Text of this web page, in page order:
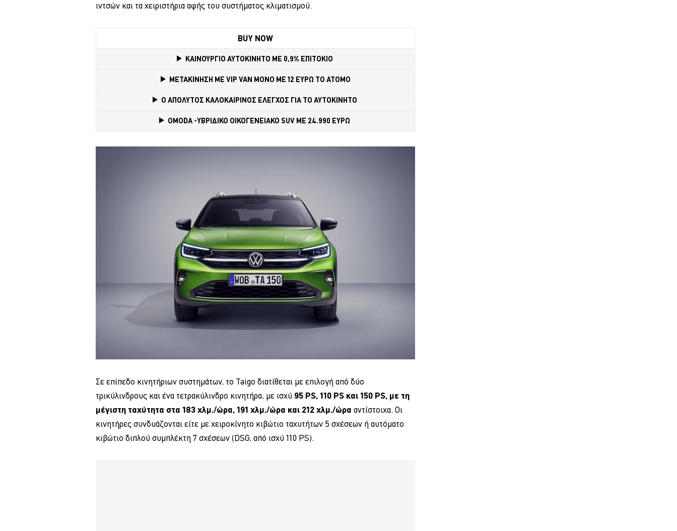
ιντσών και τα χειριστήρια αφής του συστήματος κλιματισμού.
BUY NOW
ΚΑΙΝΟΥΡΓΙΟ ΑΥΤΟΚΙΝΗΤΟ ΜΕ 0,9% ΕΠΙΤΟΚΙΟ
ΜΕΤΑΚΙΝΗΣΗ ΜΕ VIP VAN ΜΟΝΟ ΜΕ 12 ΕΥΡΩ ΤΟ ΑΤΟΜΟ
Ο ΑΠΟΛΥΤΟΣ ΚΑΛΟΚΑΙΡΙΝΟΣ ΕΛΕΓΧΟΣ ΓΙΑ ΤΟ ΑΥΤΟΚΙΝΗΤΟ
OMODA -ΥΒΡΙΔΙΚΟ ΟΙΚΟΓΕΝΕΙΑΚΟ SUV ME 24.990 ΕΥΡΩ
Σε επίπεδο κινητήριων συστημάτων, το Taigo διατίθεται με επιλογή από δύο
τρικύλινδρους και ένα τετρακύλινδρο κινητήρα, με ισχύ 95 PS, 110 PS και 150 PS, με τη
μέγιστη ταχύτητα στα 183 χλμ./ώρα, 191 χλμ./ώρα και 212 χλμ./ώρα αντίστοιχα. Οι
κινητήρες συνδυάζονται είτε με χειροκίνητο κιβώτιο ταχυτήτων 5 σχέσεων ή αυτόματο
κιβώτιο διπλού συμπλέκτη 7 σχέσεων (DSG, από ισχύ 110 PS).